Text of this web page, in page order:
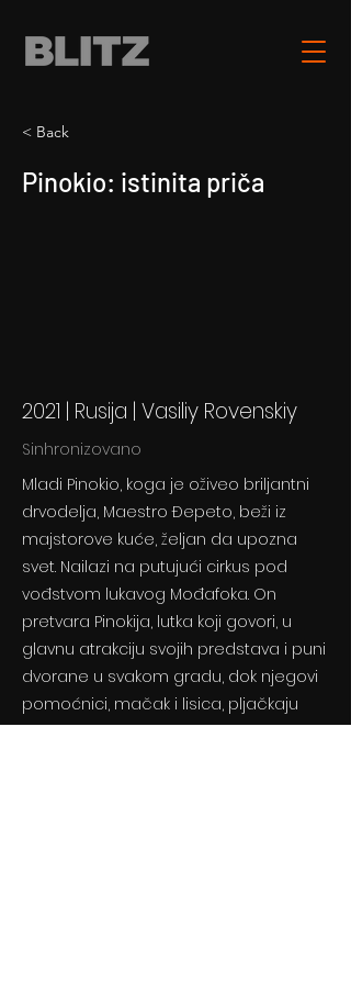
< Back
Pinokio: istinita priča
2021 | Rusija | Vasiliy Rovenskiy
Sinhronizovano
Mladi Pinokio, koga je oživeo briljantni
drvodelja, Maestro Đepeto, beži iz
majstorove kuće, željan da upozna
svet. Nailazi na putujući cirkus pod
vođstvom lukavog Mođafoka. On
pretvara Pinokija, lutka koji govori, u
glavnu atrakciju svojih predstava i puni
dvorane u svakom gradu, dok njegovi
pomoćnici, mačak i lisica, pljačkaju
kuće posetilaca. Pinokio o tome nema